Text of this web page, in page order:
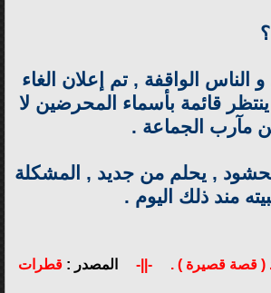
الواقفة , تم إعلان الغاء
قائمة بأسماء المحرضين لا
مآرب الجماعة .
, يحلم من جديد , المشكلة
مند ذلك اليوم .
( قصة قصيرة ) . -||- المصدر :قطرات